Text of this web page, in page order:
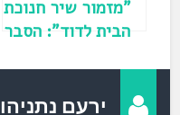
"מזמור שיר חנוכת
הבית לדוד": הסבר
ירעם נתניהו